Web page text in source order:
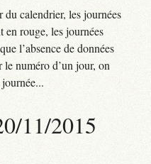
calendrier, les journées
en rouge, les journées
l’absence de données
numéro d’un jour, on
11/2015